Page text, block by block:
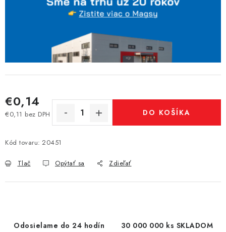
€0,14
€0,11 bez DPH
Jednotková cena:
DO KOŠÍKA
Kód tovaru: 20451
Tlač Opýtať sa Zdieľať
Odosielame do 24 hodín 30 000 000 ks SKLADOM